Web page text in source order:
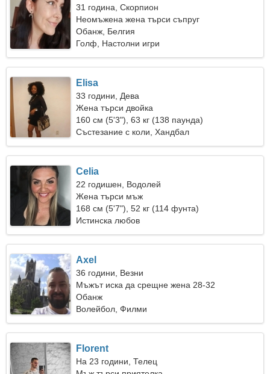
31 година, Скорпион
Неомъжена жена търси съпруг
Обанж, Белгия
Голф, Настолни игри
Elisa
33 години, Дева
Жена търси двойка
160 см (5'3"), 63 кг (138 паунда)
Състезание с коли, Хандбал
Celia
22 годишен, Водолей
Жена търси мъж
168 см (5'7"), 52 кг (114 фунта)
Истинска любов
Axel
36 години, Везни
Мъжът иска да срещне жена 28-32
Обанж
Волейбол, Филми
Florent
На 23 години, Телец